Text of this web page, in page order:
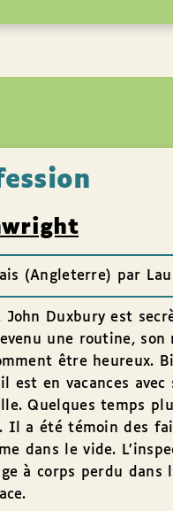
(Angleterre) par
John Duxbury est
une routine,
être heureux.
est en vacances
Quelques temps
Il a été témoin des
dans le vide.
à corps perdu